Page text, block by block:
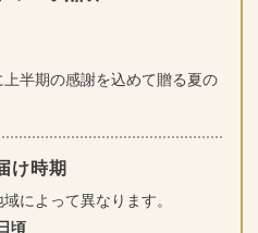
半期の感謝を込めて贈る夏の
け時期
によって異なります。
頃